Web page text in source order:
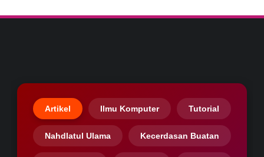
Artikel Ilmu Komputer Tutorial
Nahdlatul Ulama Kecerdasan Buatan